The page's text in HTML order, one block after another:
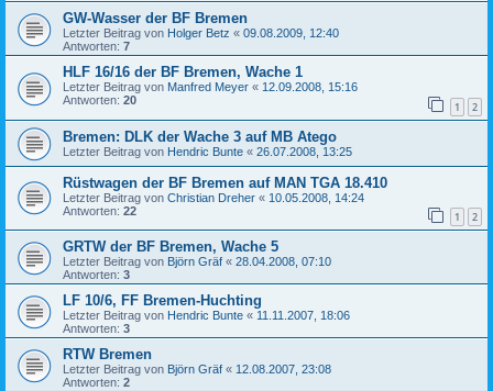
GW-Wasser der BF Bremen
Letzter Beitrag von Holger Betz « 09.08.2009, 12:40
Antworten: 7
HLF 16/16 der BF Bremen, Wache 1
Letzter Beitrag von Manfred Meyer « 12.09.2008, 15:16
Antworten: 20 1 2
Bremen: DLK der Wache 3 auf MB Atego
Letzter Beitrag von Hendric Bunte « 26.07.2008, 13:25
Rüstwagen der BF Bremen auf MAN TGA 18.410
Letzter Beitrag von Christian Dreher « 10.05.2008, 14:24
Antworten: 22 1 2
GRTW der BF Bremen, Wache 5
Letzter Beitrag von Björn Gräf « 28.04.2008, 07:10
Antworten: 3
LF 10/6, FF Bremen-Huchting
Letzter Beitrag von Hendric Bunte « 11.11.2007, 18:06
Antworten: 3
RTW Bremen
Letzter Beitrag von Björn Gräf « 12.08.2007, 23:08
Antworten: 2